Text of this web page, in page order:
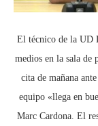
El técnico de la UD
medios en la sala de
cita de mañana
equipo «llega en
Marc Cardona. El